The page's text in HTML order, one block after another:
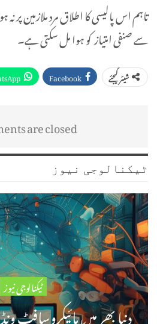
تاہم اس پالیسی کا اطلاق مرد ملازمین پر
سے صنفی امتیاز کو ہوا مل سکتی ہے۔
شیئر کیجئے Facebook
are closed.
ٹیکنالوجی نیوز
ٹیکنالوجی نیوز
دنیا بھر میں مائیکروسافٹ